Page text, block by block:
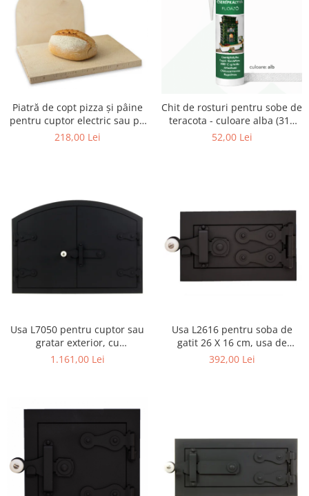
Piatră de copt pizza și pâine
pentru cuptor electric sau pe
gaz – set cu paletă din lemn
218,00 Lei
Chit de rosturi pentru sobe de
teracota - culoare alba (310
ml)
52,00 Lei
Usa L7050 pentru cuptor sau
gratar exterior, cu
dimensiunile 70 x 50 cm
1.161,00 Lei
Usa L2616 pentru soba de
gatit 26 X 16 cm, usa de
cenusar
392,00 Lei